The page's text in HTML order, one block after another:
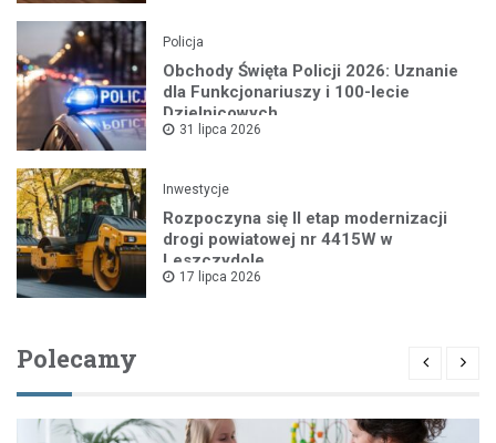
Policja
Obchody Święta Policji 2026: Uznanie
dla Funkcjonariuszy i 100-lecie
Dzielnicowych
31 lipca 2026
Inwestycje
Rozpoczyna się II etap modernizacji
drogi powiatowej nr 4415W w
Leszczydole
17 lipca 2026
Polecamy